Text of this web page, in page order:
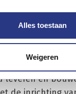
Alles toestaan
Weigeren
en
Cuijk
leveren en